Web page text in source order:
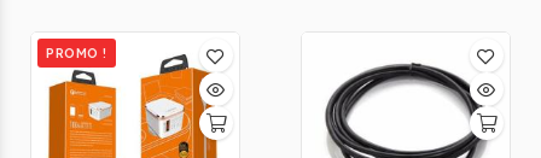
PROMO !